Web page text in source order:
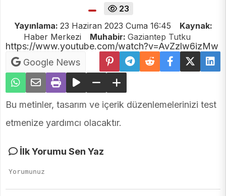
23
Yayınlama: 23 Haziran 2023 Cuma 16:45
Kaynak:
Haber Merkezi
Muhabir: Gaziantep Tutku
https://www.youtube.com/watch?v=AvZzlw6izMw
Google News
Bu metinler, tasarım ve içerik düzenlemelerinizi test
etmenize yardımcı olacaktır.
İlk Yorumu Sen Yaz